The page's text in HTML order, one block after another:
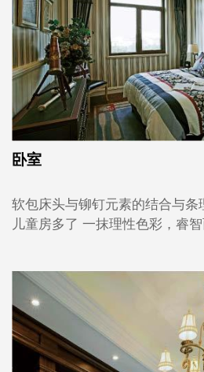
卧室
软包床头与铆钉元素的结合与条
儿童房多了 一抹理性色彩，睿智